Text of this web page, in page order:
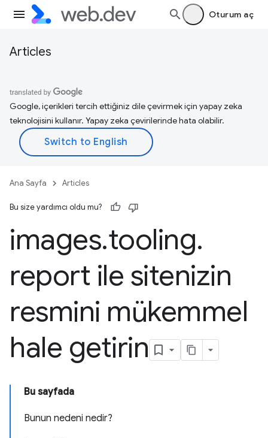
Oturum aç
Articles
Google, içerikleri tercih ettiğiniz dile çevirmek için yapay zeka
teknolojisini kullanır. Yapay zeka çevirilerinde hata olabilir.
Ana Sayfa Articles
Bu size yardımcı oldu mu?
images.tooling.
report ile sitenizin
resmini mükemmel
hale getirin
Bu sayfada
Bunun nedeni nedir?